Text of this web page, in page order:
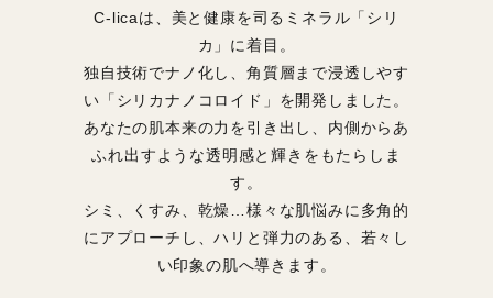
C-licaは、美と健康を司るミネラル「シリ
カ」に着目。
独自技術でナノ化し、角質層まで浸透しやす
い「シリカナノコロイド」を開発しました。
あなたの肌本来の力を引き出し、内側からあ
ふれ出すような透明感と輝きをもたらしま
す。
シミ、くすみ、乾燥…様々な肌悩みに多角的
にアプローチし、ハリと弾力のある、若々し
い印象の肌へ導きます。